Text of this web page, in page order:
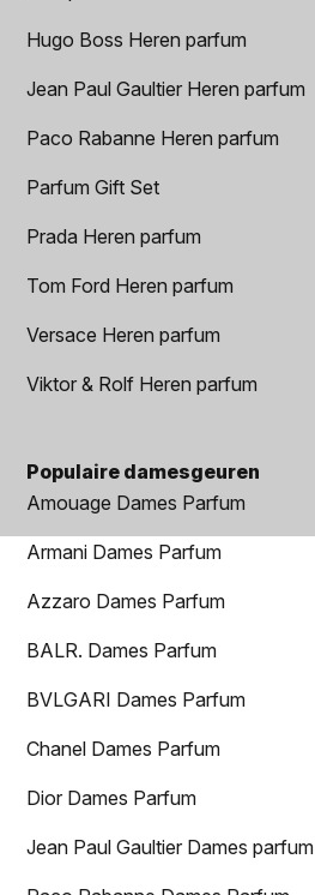
Hugo Boss Heren parfum
Jean Paul Gaultier Heren parfum
Paco Rabanne Heren parfum
Parfum Gift Set
Prada Heren parfum
Tom Ford Heren parfum
Versace Heren parfum
Viktor & Rolf Heren parfum
Populaire damesgeuren
Amouage Dames Parfum
Armani Dames Parfum
Azzaro Dames Parfum
BALR. Dames Parfum
BVLGARI Dames Parfum
Chanel Dames Parfum
Dior Dames Parfum
Jean Paul Gaultier Dames parfum